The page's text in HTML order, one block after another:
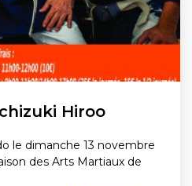
Hiroo
le dimanche 13 novembre
des Arts Martiaux de